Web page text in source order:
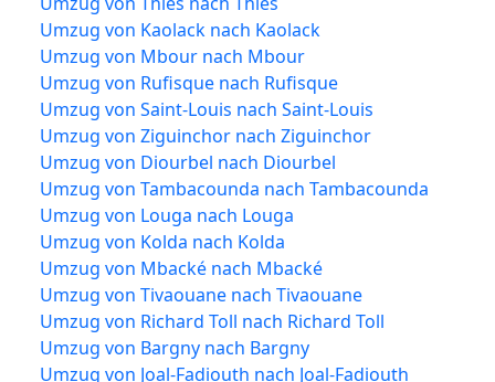
Umzug von Kaolack nach Kaolack
Umzug von Mbour nach Mbour
Umzug von Rufisque nach Rufisque
Umzug von Saint-Louis nach Saint-Louis
Umzug von Ziguinchor nach Ziguinchor
Umzug von Diourbel nach Diourbel
Umzug von Tambacounda nach Tambacounda
Umzug von Louga nach Louga
Umzug von Kolda nach Kolda
Umzug von Mbacké nach Mbacké
Umzug von Tivaouane nach Tivaouane
Umzug von Richard Toll nach Richard Toll
Umzug von Bargny nach Bargny
Umzug von Joal-Fadiouth nach Joal-Fadiouth